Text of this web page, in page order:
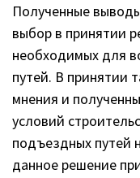
Полученные
выбор в принятии
необходимых для
путей. В принятии
мнения и
условий
подъездных путей
данное решение